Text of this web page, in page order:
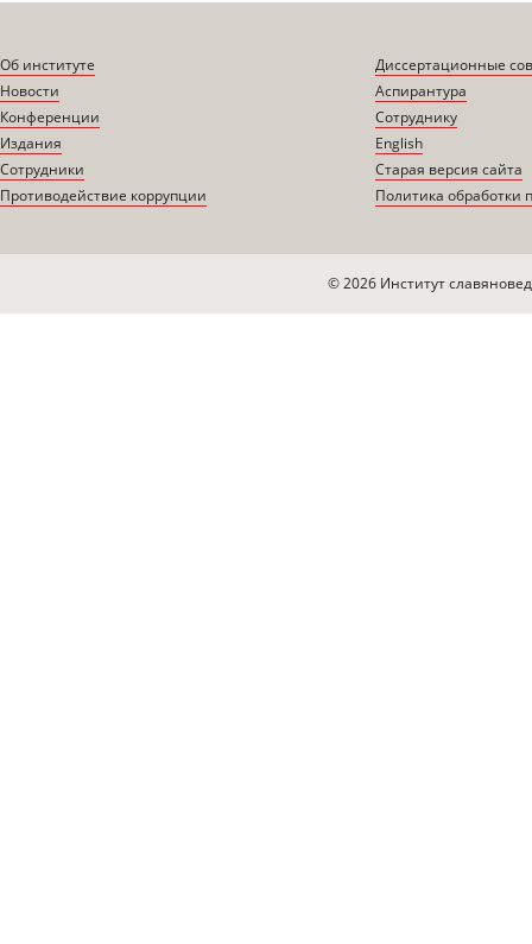
Об институте
Новости
Конференции
Издания
Сотрудники
Противодействие коррупции
Диссертационные
Аспирантура
Сотруднику
English
Старая версия сайта
Политика обработки
© 2026 Институт